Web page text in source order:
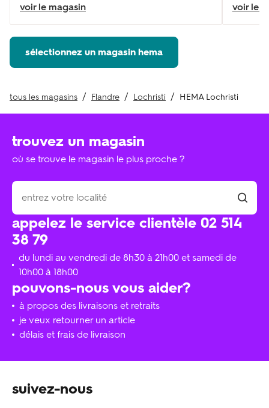
voir le magasin
voir le
sélectionnez un magasin hema
tous les magasins Flandre Lochristi HEMA Lochristi
pouvons-nous vous aider?
à propos des livraisons et retraits
je veux retourner un article
délais et frais de livraison
appelez le service clientèle 02 514
38 79
du lundi au vendredi de 8h30 à 21h00 et samedi de
10h00 à 18h00
trouvez un magasin
où se trouve le magasin le plus proche ?
suivez-nous